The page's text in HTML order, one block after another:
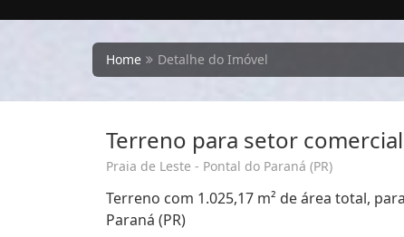
Home Detalhe do Imóvel
Terreno para setor
Praia de Leste - Pontal do Paraná (PR)
Terreno com 1.025,17 m² de área total,
Paraná (PR)